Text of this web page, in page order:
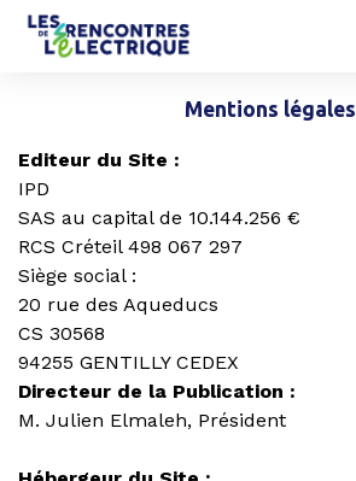
Mentions légales
Editeur du Site :
IPD
SAS au capital de 10.144.256 €
RCS Créteil 498 067 297
Siège social :
20 rue des Aqueducs
CS 30568
94255 GENTILLY CEDEX
Directeur de la Publication :
M. Julien Elmaleh, Président